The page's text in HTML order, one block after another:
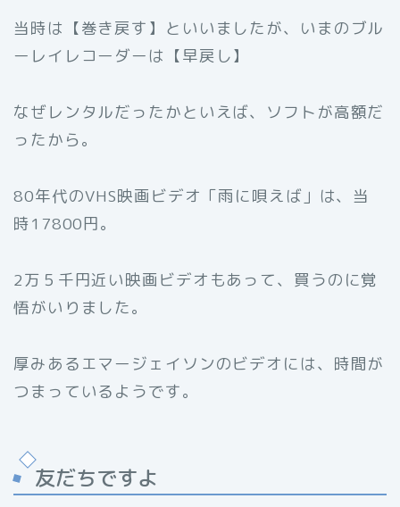
当時は【巻き戻す】といいましたが、いまのブル
ーレイレコーダーは【早戻し】
なぜレンタルだったかといえば、ソフトが高額だ
ったから。
80年代のVHS映画ビデオ「雨に唄えば」は、当
時17800円。
2万５千円近い映画ビデオもあって、買うのに覚
悟がいりました。
厚みあるエマージェイソンのビデオには、時間が
つまっているようです。
友だちですよ